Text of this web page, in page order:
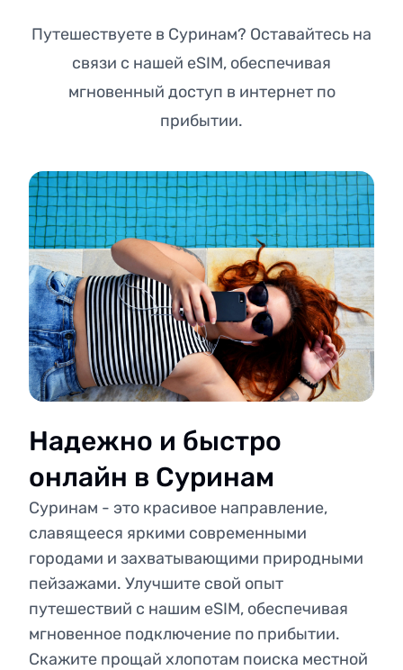
Путешествуете в Суринам? Оставайтесь на
связи с нашей eSIM, обеспечивая
мгновенный доступ в интернет по
прибытии.
Надежно и быстро
онлайн в Суринам
Суринам - это красивое направление,
славящееся яркими современными
городами и захватывающими природными
пейзажами. Улучшите свой опыт
путешествий с нашим eSIM, обеспечивая
мгновенное подключение по прибытии.
Скажите прощай хлопотам поиска местной